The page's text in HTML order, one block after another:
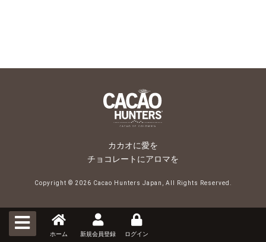
ホーム 新規会員登録 ログイン
カカオに愛を
チョコレートにアロマを
Copyright © 2026 Cacao Hunters Japan, All Rights Reserved.